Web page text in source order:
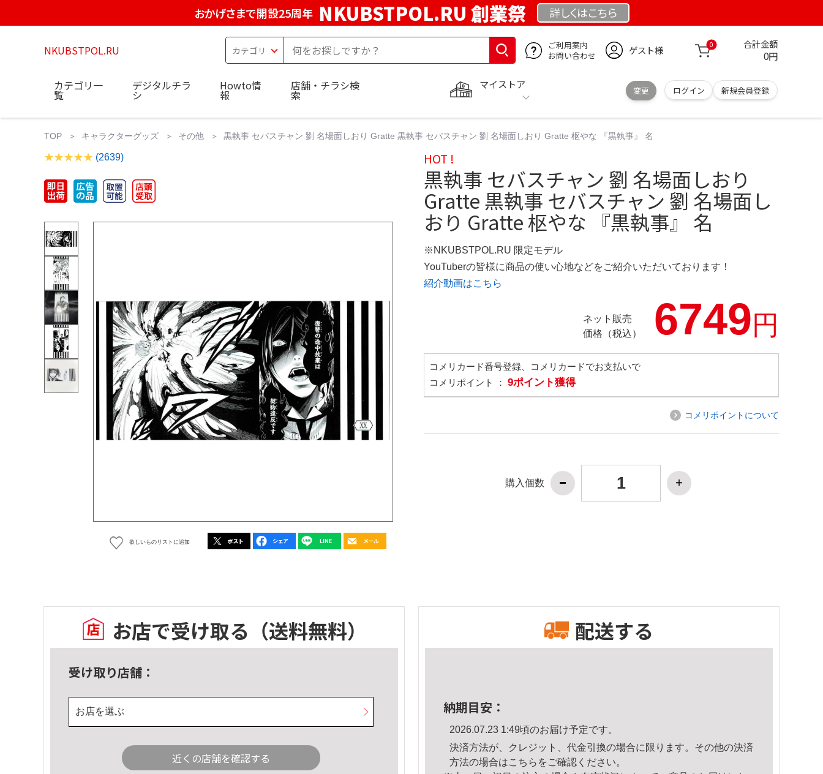
おかげさまで開設25周年 NKUBSTPOL.RU 創業祭 詳しくはこちら
NKUBSTPOL.RU
ご利用案内
お問い合わせ
ゲスト様 0 合計金額
0円
マイストア
変更 ログイン 新規会員登録
カテゴリ一
覧
デジタルチラ
シ
Howto情
報
店舗・チラシ検
索
TOP キャラクターグッズ その他 黒執事 セバスチャン 劉 名場面しおり Gratte 黒執事 セバスチャン 劉 名場面しおり Gratte 枢やな 『黒執事』 名
(2639)
欲しいものリストに追加
HOT !
黒執事 セバスチャン 劉 名場面しおり
Gratte 黒執事 セバスチャン 劉 名場面し
おり Gratte 枢やな 『黒執事』 名
※NKUBSTPOL.RU 限定モデル
YouTuberの皆様に商品の使い心地などをご紹介いただいております！
紹介動画はこちら
ネット販売
価格（税込）
6749円
コメリカード番号登録、コメリカードでお支払いで
コメリポイント ： 9ポイント獲得
コメリポイントについて
購入個数
お店で受け取る （送料無料）
受け取り店舗：
お店を選ぶ
近くの店舗を確認する
配送する
納期目安：
2026.07.23 1:49頃のお届け予定です。
決済方法が、クレジット、代金引換の場合に限ります。その他の決済
方法の場合はこちら をご確認ください。